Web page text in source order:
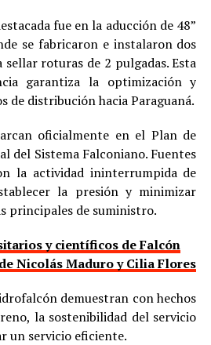
fue en la aducción de 48”
se fabricaron e instalaron dos
sellar roturas de 2 pulgadas. Esta
garantiza la optimización y
de distribución hacia Paraguaná.
oficialmente en el Plan de
del Sistema Falconiano. Fuentes
la actividad ininterrumpida de
la presión y minimizar
principales de suministro.
y científicos de Falcón
Nicolás Maduro y Cilia Flores
demuestran con hechos
la sostenibilidad del servicio
un servicio eficiente.